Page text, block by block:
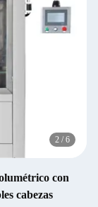
2 / 6
con
cabezas